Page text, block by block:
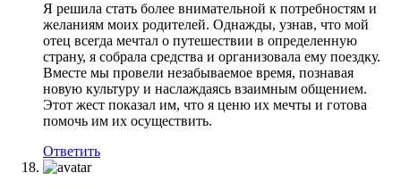
Я решила стать более внимательной к потребностям и
желаниям моих родителей. Однажды, узнав, что мой
отец всегда мечтал о путешествии в определенную
страну, я собрала средства и организовала ему поездку.
Вместе мы провели незабываемое время, познавая
новую культуру и наслаждаясь взаимным общением.
Этот жест показал им, что я ценю их мечты и готова
помочь им их осуществить.
Ответить